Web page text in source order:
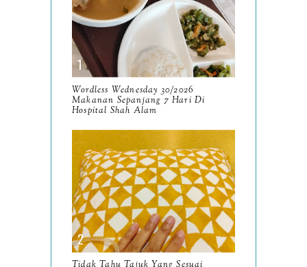
December15
November
October
September
August8
June10
May9
April9
March11
Wordless Wednesday 30/2026
Makanan Sepanjang 7 Hari Di
Hospital Shah Alam